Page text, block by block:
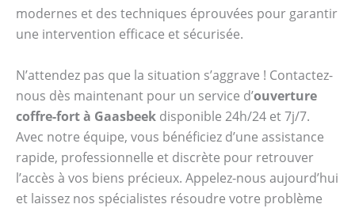
modernes et des techniques éprouvées pour garantir
une intervention efficace et sécurisée.
N’attendez pas que la situation s’aggrave ! Contactez-
nous dès maintenant pour un service d’ouverture
coffre-fort à Gaasbeek disponible 24h/24 et 7j/7.
Avec notre équipe, vous bénéficiez d’une assistance
rapide, professionnelle et discrète pour retrouver
l’accès à vos biens précieux. Appelez-nous aujourd’hui
et laissez nos spécialistes résoudre votre problème